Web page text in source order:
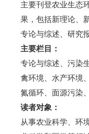
主要刊登农业生态
果，包括新理论、
专论与综述、研究
主要栏目：
专论与综述、污染
禽环境、水产环境
氮循环、面源污染
读者对象：
从事农业科学、环